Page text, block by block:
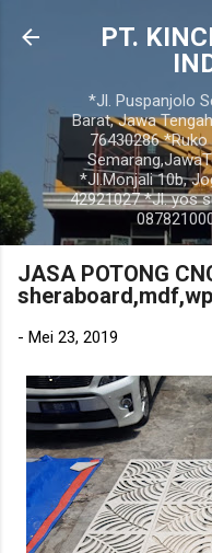
PT.
*Jl. Puspanjolo
Barat, Jawa
76430286
*Jl.Monjali 10b,
42921027 *Jl. yos
JASA POTONG
- Mei 23, 2019